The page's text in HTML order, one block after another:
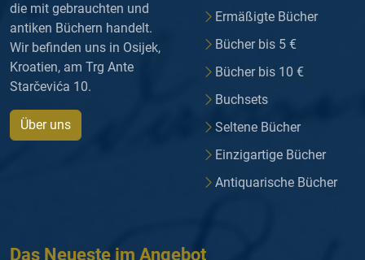
die mit gebrauchten und
antiken Büchern handelt.
Wir befinden uns in Osijek,
Kroatien, am Trg Ante
Starčevića 10.
Über uns
Ermäßigte Bücher
Bücher bis 5 €
Bücher bis 10 €
Buchsets
Seltene Bücher
Einzigartige Bücher
Antiquarische Bücher
Das Neueste im Angebot